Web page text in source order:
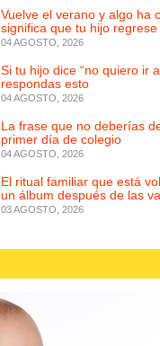
Vuelve el verano y algo ha
significa que tu hijo
04 AGOSTO, 2026
Si tu hijo dice “no quiero ir
respondas esto
04 AGOSTO, 2026
La frase que no deberías
primer día de colegio
04 AGOSTO, 2026
El ritual familiar que está
un álbum después de las
03 AGOSTO, 2026